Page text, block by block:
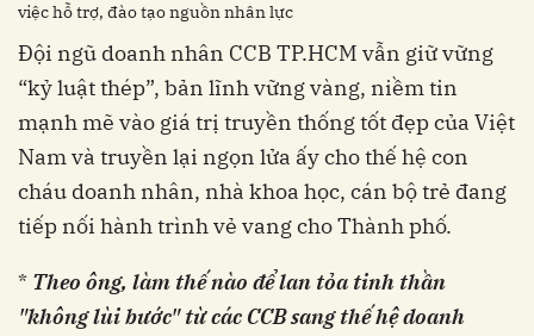
việc hỗ trợ, đào tạo nguồn nhân lực
Đội ngũ doanh nhân CCB TP.HCM vẫn giữ vững
“kỷ luật thép”, bản lĩnh vững vàng, niềm tin
mạnh mẽ vào giá trị truyền thống tốt đẹp của Việt
Nam và truyền lại ngọn lửa ấy cho thế hệ con
cháu doanh nhân, nhà khoa học, cán bộ trẻ đang
tiếp nối hành trình vẻ vang cho Thành phố.
* Theo ông, làm thế nào để lan tỏa tinh thần
"không lùi bước" từ các CCB sang thế hệ doanh